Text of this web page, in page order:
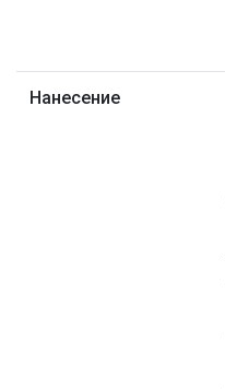
Нанесение